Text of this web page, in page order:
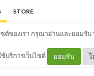
STORE
ซต์ของเรา กรุณาอ่านและยอมรับ
ช้บริการเว็บไซต์ ยอมรับ